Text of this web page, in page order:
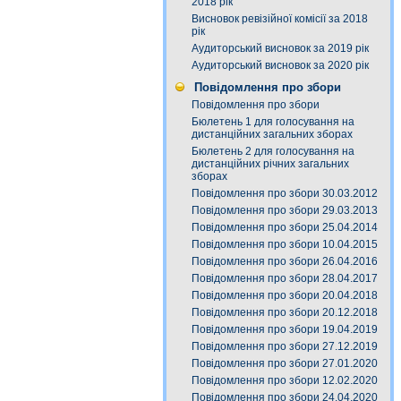
Висновок ревізійної комісії за 2018
рік
Аудиторський висновок за 2019 рік
Аудиторський висновок за 2020 рік
Повідомлення про збори
Повідомлення про збори
Бюлетень 1 для голосування на
дистанційних загальних зборах
Бюлетень 2 для голосування на
дистанційних річних загальних
зборах
Повідомлення про збори 30.03.2012
Повідомлення про збори 29.03.2013
Повідомлення про збори 25.04.2014
Повідомлення про збори 10.04.2015
Повідомлення про збори 26.04.2016
Повідомлення про збори 28.04.2017
Повідомлення про збори 20.04.2018
Повідомлення про збори 20.12.2018
Повідомлення про збори 19.04.2019
Повідомлення про збори 27.12.2019
Повідомлення про збори 27.01.2020
Повідомлення про збори 12.02.2020
Повідомлення про збори 24.04.2020